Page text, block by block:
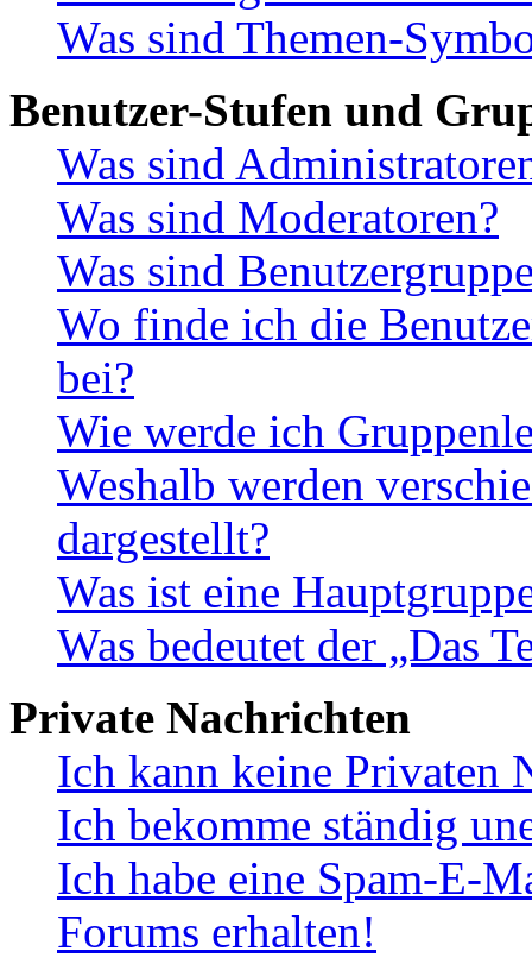
Was sind Themen-
Benutzer-Stufen und
Was sind
Was sind Moderatoren?
Was sind
Wo finde ich die
bei?
Wie werde ich
Weshalb werden
dargestellt?
Was ist eine
Was bedeutet der „Das
Private Nachrichten
Ich kann keine Privaten
Ich bekomme ständig
Ich habe eine Spam-E-
Forums erhalten!